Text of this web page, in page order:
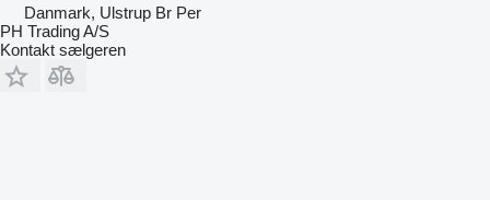
Danmark, Ulstrup Br Per
PH Trading A/S
Kontakt sælgeren